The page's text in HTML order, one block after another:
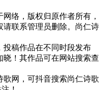
络，版权归原作者所有，
联系管理员删除。尚仁诗
投稿作品在不同时段发布
晓！其作品可在网站搜索查
网，可抖音搜索尚仁诗歌